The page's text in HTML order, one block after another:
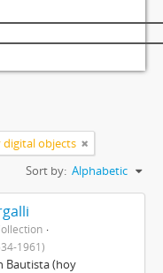
digital objects
Sort by: Alphabetic
1961)
Bautista (hoy